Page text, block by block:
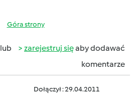
Góra strony
lub zarejestruj sięaby dodawać
komentarze
Dołączył : 29.04.2011